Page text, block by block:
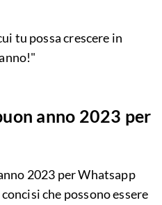
tu possa crescere in
anno 2023 per
2023 per Whatsapp
che possono essere